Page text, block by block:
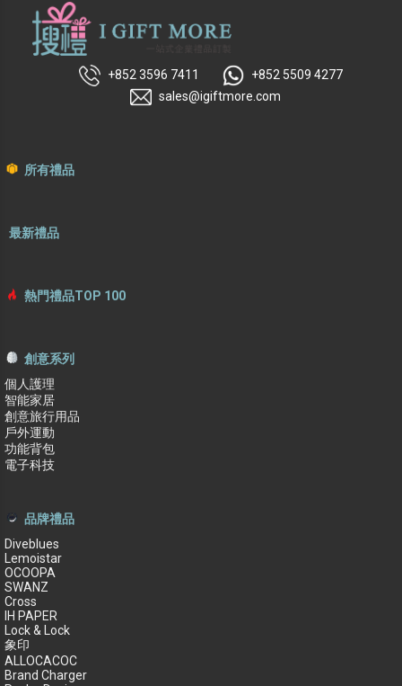
+852 3596 7411
+852 5509 4277
sales@igiftmore.com
所有禮品
最新禮品
熱門禮品TOP 100
創意系列
個人護理
智能家居
創意旅行用品
戶外運動
功能背包
電子科技
品牌禮品
Diveblues
Lemoistar
OCOOPA
SWANZ
Cross
IH PAPER
Lock & Lock
象印
ALLOCACOC
Brand Charger